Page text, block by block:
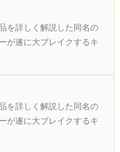
を詳しく解説した同名の
が遂に大ブレイクするキ
を詳しく解説した同名の
が遂に大ブレイクするキ